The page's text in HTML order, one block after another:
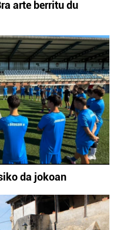
arte berritu du
da jokoan